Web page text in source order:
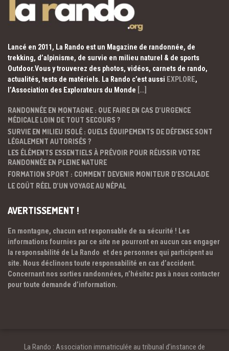
Lancé en 2011, La Rando est un Magazine de randonnée, de
trekking, d’alpinisme, de survie en milieu naturel & de sports
Outdoor.Vous y trouverez des photos, vidéos, carnets de rando,
actualités, tests de matériels. La Rando c’est aussi EXPLORE,
l’Association des Explorateurs du Monde […]
RANDONNÉE EN MONTAGNE : QUE FAIRE EN CAS D’URGENCE
MÉDICALE LOIN DE TOUT SECOURS ?
SURVIE EN MILIEU ISOLÉ : QUELS ÉQUIPEMENTS DE DÉFENSE SONT
LÉGALEMENT AUTORISÉS ?
LES ÉLÉMENTS ESSENTIELS À PRÉVOIR POUR RÉUSSIR VOTRE
RANDONNÉE EN PLEINE NATURE
FORMATION SPORT : COMMENT DEVENIR MONITEUR D’ESCALADE
LE COÛT RÉEL D’UN VOYAGE AU NÉPAL
AVERTISSEMENT !
En montagne, chacun est responsable de sa sécurité ! Les
informations fournies par ce site ne pourront en aucun cas engager
la responsabilité de La Rando et des personnes qui participent au
site. Nous déclinons toute responsabilité en cas d’accident.
Concernant nos sorties randonnées, n’hésitez pas à nous contacter
pour toute demande d’information.
La Rando : Association immatriculée au tribunal d’instance de